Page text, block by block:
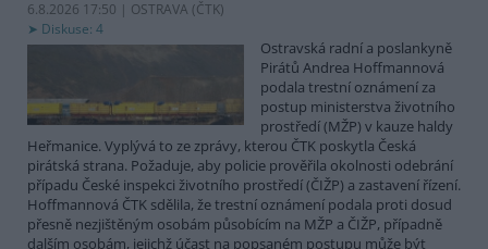
6.8.2026 17:50 | OSTRAVA (ČTK)
Diskuse: 4
Ostravská radní a poslankyně
Pirátů Andrea Hoffmannová
podala trestní oznámení za
postup ministerstva životního
prostředí (MŽP) v kauze haldy
Heřmanice. Vyplývá to ze zprávy, kterou ČTK poskytla Česká
pirátská strana. Požaduje, aby policie prověřila okolnosti odebrání
případu České inspekci životního prostředí (ČIŽP) a zastavení řízení.
Hoffmannová ČTK sdělila, že trestní oznámení podala proti dosud
přesně nezjištěným osobám působícím na MŽP a ČIŽP, případně
dalším osobám, jejichž účast na popsaném postupu může být